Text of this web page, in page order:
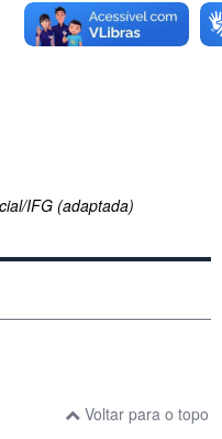
IFG (adaptada)
Voltar para o topo